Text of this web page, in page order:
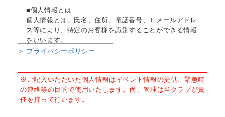
フリーウ
エイト
× ×
カルディ
オマシン
× ○
※ △：スタッフからのマシン使用方
法のご案内を受けた方のみご利用頂け
ます。
■個人情報とは
個人情報とは、氏名、住所、電話番号、Ｅメールアドレ
ス等により、特定のお客様を識別することができる情報
をいいます。
かつ適正な方法によりお客様の個人情報を収集いたしま
す。
＞ プライバシーポリシー
※ご記入いただいた個人情報はイベント情報の提供、緊急時
の連絡等の目的で使用いたします。尚、管理は当クラブが責
任を持って行います。